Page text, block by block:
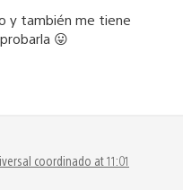
y también me tiene
😛
coordinado at 11:01